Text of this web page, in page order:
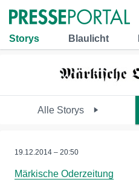
Storys Blaulicht
Alle Storys
19.12.2014 – 20:50
Märkische Oderzeitung